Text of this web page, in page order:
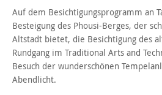
Auf dem Besichtigungsprogramm an
Besteigung des Phousi-Berges, der
Altstadt bietet, die Besichtigung des
Rundgang im Traditional Arts and
Besuch der wunderschönen
Abendlicht.